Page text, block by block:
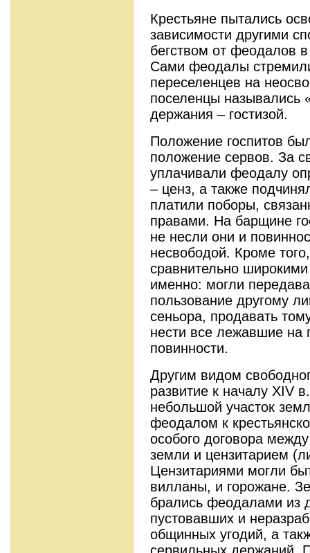
Крестьяне пытались
зависимости другими
бегством от феодалов
Сами феодалы
переселенцев на
поселенцы назывались
держания – гостизой.
Положение госпитов
положение сервов. За
уплачивали феодалу
– ценз, а также
платили поборы,
правами. На барщине
не несли они и
несвободой. Кроме
сравнительно
именно: могли
пользование другому
сеньора, продавать
нести все лежавшие на
повинности.
Другим видом
развитие к началу XIV
небольшой участок
феодалом к
особого договора
земли и цензитарием
Цензитариями могли
вилланы, и горожане.
брались феодалами из
пустовавших и
общинных угодий, а